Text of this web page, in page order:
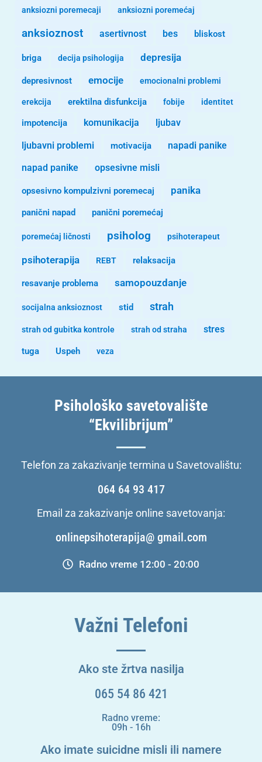
anksiozni poremecaji anksiozni poremećaj
anksioznost asertivnost bes bliskost
briga decija psihologija depresija
depresivnost emocije emocionalni problemi
erekcija erektilna disfunkcija fobije identitet
impotencija komunikacija ljubav
ljubavni problemi motivacija napadi panike
napad panike opsesivne misli
opsesivno kompulzivni poremecaj panika
panični napad panični poremećaj
poremećaj ličnosti psiholog psihoterapeut
psihoterapija REBT relaksacija
resavanje problema samopouzdanje
socijalna anksioznost stid strah
strah od gubitka kontrole strah od straha stres
tuga Uspeh veza
Psihološko savetovalište
“Ekvilibrijum”
Telefon za zakazivanje termina u Savetovalištu:
064 64 93 417
Email za zakazivanje online savetovanja:
onlinepsihoterapija@ gmail.com
Radno vreme 12:00 - 20:00
Važni Telefoni
Ako ste žrtva nasilja
065 54 86 421
Radno vreme:
09h - 16h
Ako imate suicidne misli ili namere